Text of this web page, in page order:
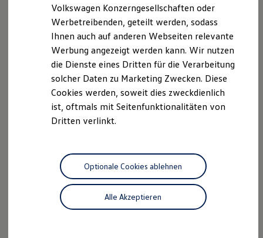
Bidirektionales Laden
Förderung & Kosten der Elektrofahrzeuge
Fördermöglichkeiten für Privatkunden
Kostensimulator
Autonomes Fahren
Mehr zum ID. Buzz
California Welt
California Club
California Magazin & Ratgeber
California Reisen & Erlebnisse
California App
California Lifestyle & Zubehör
Übernachten im California
Unternehmen
Volkswagen Konzerngesellschaften oder
Werbetreibenden, geteilt werden, sodass
Ihnen auch auf anderen Webseiten relevante
Werbung angezeigt werden kann. Wir nutzen
die Dienste eines Dritten für die Verarbeitung
solcher Daten zu Marketing Zwecken. Diese
Cookies werden, soweit dies zweckdienlich
ist, oftmals mit Seitenfunktionalitäten von
Dritten verlinkt.
Alle Akzeptieren
Optionale Cookies ablehnen